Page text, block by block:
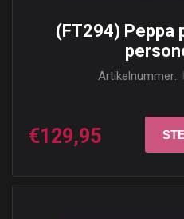
(FT294) Peppa
Artikelnummer::
€129,95